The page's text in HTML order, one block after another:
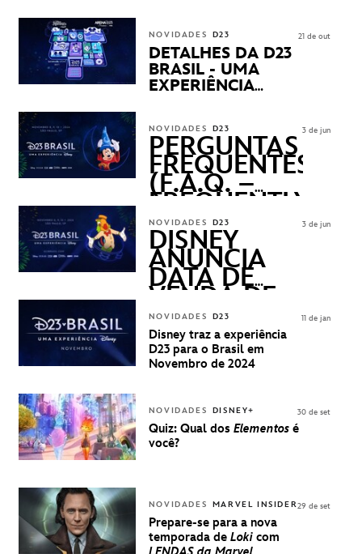
NOVIDADES D23
DETALHES DA D23
BRASIL - UMA
EXPERIÊNCIA
21 de out
NOVIDADES D23
PERGUNTAS
FREQUENTES
(F.A.Q. –
FREQUENTLY
ASKED
QUESTIONS)
3 de jun
NOVIDADES D23
DISNEY
ANUNCIA
DATA DE
VENDA DE
INGRESSOS
PARA A D23
BRASIL -
UMA
DISNEY
3 de jun
NOVIDADES D23
Disney traz a experiência
D23 para o Brasil em
Novembro de 2024
11 de jan
NOVIDADES DISNEY+
Quiz: Qual dos Elementos é
você?
30 de set
NOVIDADES MARVEL INSIDER
Prepare-se para a nova
temporada de Loki com
29 de set